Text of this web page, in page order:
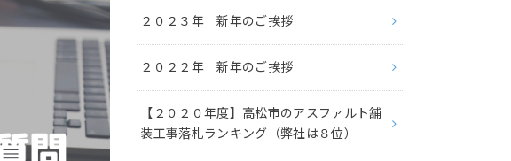
２０２３年 新年のご挨拶
２０２２年 新年のご挨拶
【２０２０年度】高松市のアスファルト舗
装工事落札ランキング（弊社は８位）